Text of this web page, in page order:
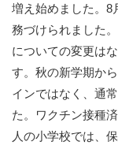
増え始めました。8
務づけられました
についての変更は
す。秋の新学期か
インではなく、通
た。ワクチン接種
人の小学校では、